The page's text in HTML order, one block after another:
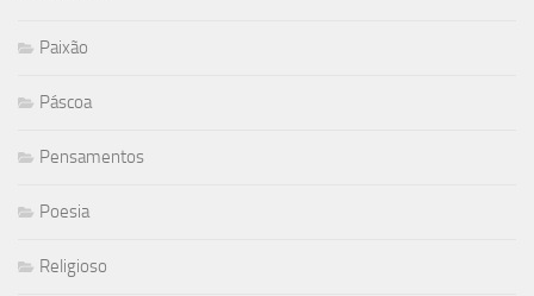
Paixão
Páscoa
Pensamentos
Poesia
Religioso